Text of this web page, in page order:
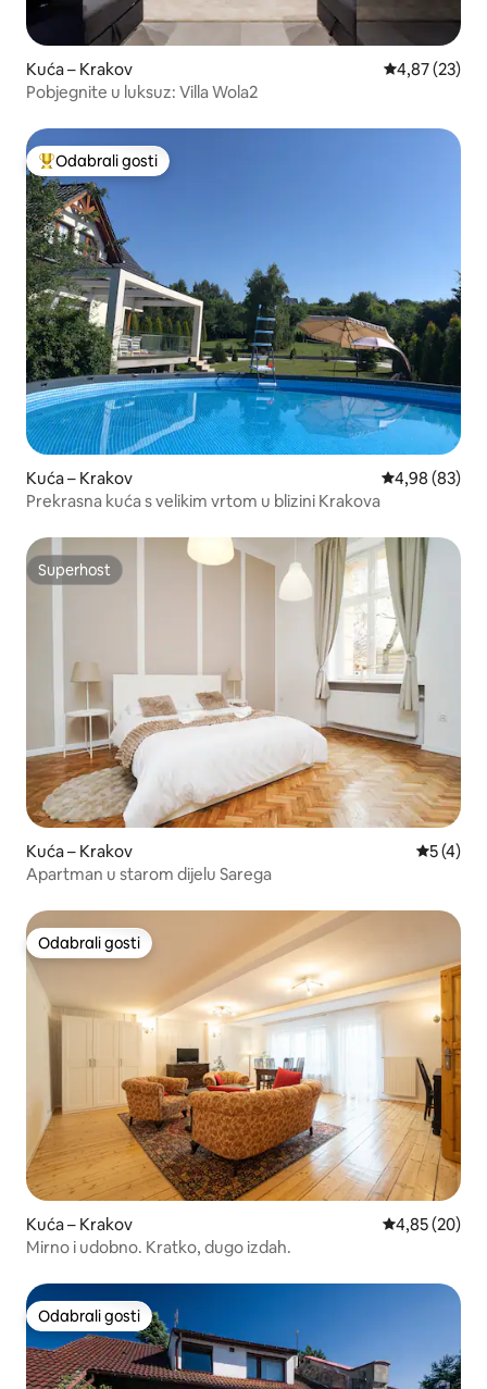
Kuća – Krakov Prosječna
4,87 (23)
Pobjegnite u luksuz: Villa Wola2
Među najviše rangiranima s oznakom „Odabrali gosti”
Odabrali gosti
Kuća – Krakov Prosječna
4,98 (83)
Prekrasna kuća s velikim vrtom u blizini Krakova
Superhost
Superhost
Kuća – Krakov
5 (4)
Apartman u starom dijelu Sarega
Odabrali gosti
Odabrali gosti
Kuća – Krakov Prosječna
4,85 (20)
Mirno i udobno. Kratko, dugo izdah.
Odabrali gosti
Odabrali gosti